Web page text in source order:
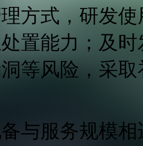
方式，研发
置能力；及
等风险，采
备与服务规模